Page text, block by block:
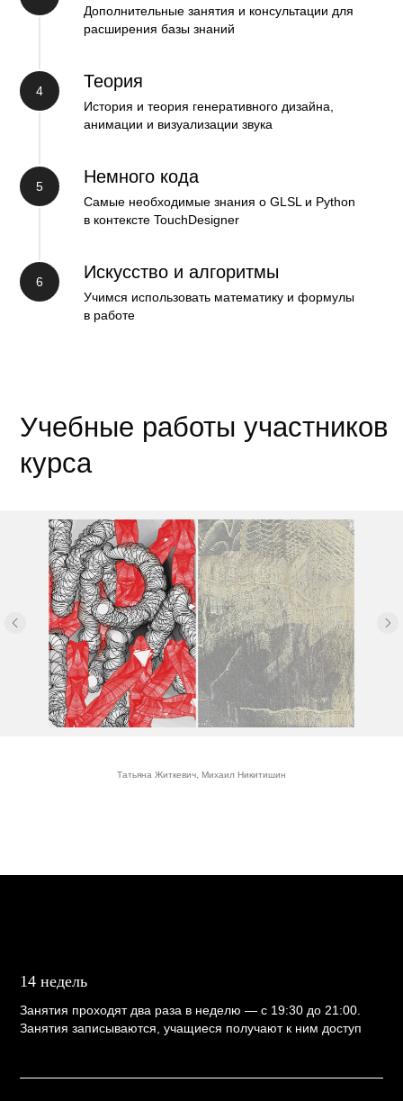
Дополнительные занятия и консультации для
расширения базы знаний
Теория
История и теория генеративного дизайна,
анимации и визуализации звука
Немного кода
Самые необходимые знания о GLSL и Python
в контексте TouchDesigner
Искусство и алгоритмы
Учимся использовать математику и формулы
в работе
Татьяна Житкевич, Михаил Никитишин
14 недель
Занятия проходят два раза в неделю — с 19:30 до 21:00.
Занятия записываются, учащиеся получают к ним доступ
Преподаватели